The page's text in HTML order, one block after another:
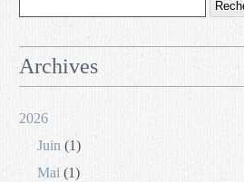
Archives
2026
Juin (1)
Mai (1)